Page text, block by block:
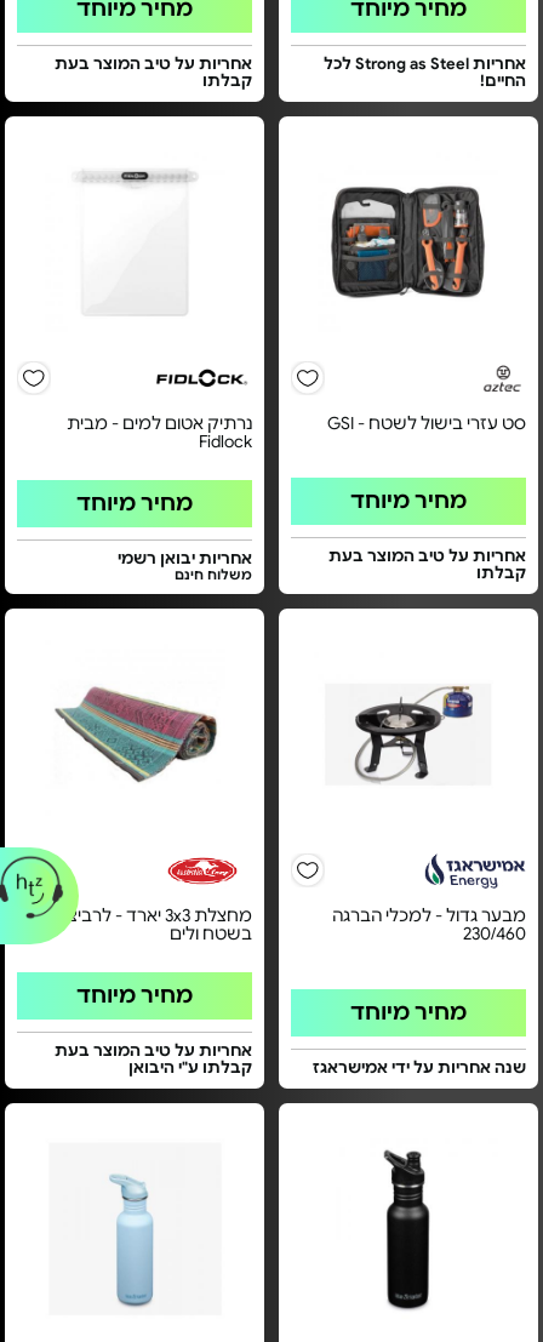
מחיר מיוחד
אחריות Strong as Steel לכל
החיים!
מחיר מיוחד
אחריות על טיב המוצר בעת
קבלתו
סט עזרי בישול לשטח - GSI
מחיר מיוחד
אחריות על טיב המוצר בעת
קבלתו
נרתיק אטום למים - מבית
Fidlock
מחיר מיוחד
אחריות יבואן רשמי
משלוח חינם
מבער גדול - למכלי הברגה
230/460
מחיר מיוחד
שנה אחריות על ידי אמישראגז
מחצלת 3x3 יארד - לרביצה
בשטח ולים
מחיר מיוחד
אחריות על טיב המוצר בעת
קבלתו ע"י היבואן